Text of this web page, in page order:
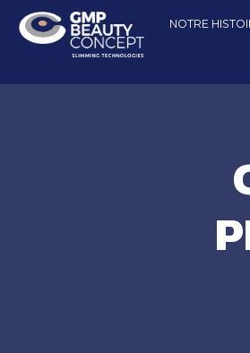
NOTRE